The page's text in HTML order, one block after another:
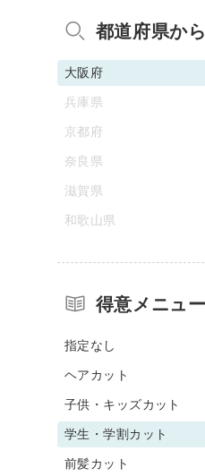
都道府県か
大阪府
兵庫県
京都府
奈良県
滋賀県
和歌山県
得意メニュ
指定なし
ヘアカット
子供・キッズカット
学生・学割カット
前髪カット